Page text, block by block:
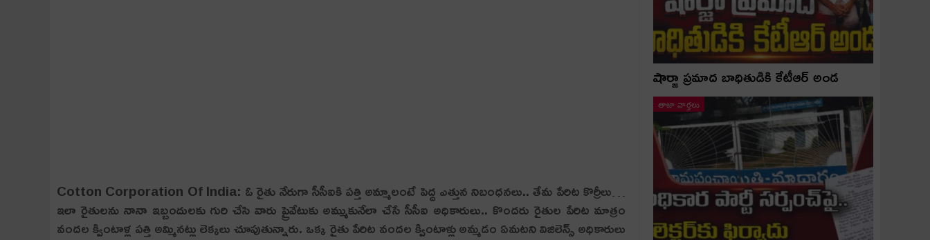
Cotton Corporation Of India: ఓ రైతు నేరుగా సీసీఐకి ప‌త్తి అమ్మాలంటే పెద్ద ఎత్తున నిబంధ‌న‌లు.. తేమ పేరిట కొర్రీలు…
ఇలా రైతుల‌ను నానా ఇబ్బందుల‌కు గురి చేసి వారు ప్రైవేటుకు అమ్ముకునేలా చేసే సీసీఐ అధికారులు.. కొంద‌రు రైతుల పేరిట మాత్రం
వంద‌ల క్వింటాళ్ల ప‌త్తి అమ్మిన‌ట్లు లెక్క‌లు చూపుతున్నారు. ఒక్క రైతు పేరిట వంద‌ల క్వింటాళ్లు అమ్మ‌డం ఏమ‌టని విజిలెన్స్ అధికారులు
షార్జా ప్రమాద బాధితుడికి కేటీఆర్ అండ
తాజా వార్తలు